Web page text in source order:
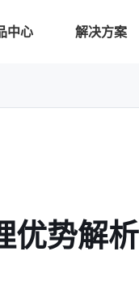
中心 解决方案
优势解析